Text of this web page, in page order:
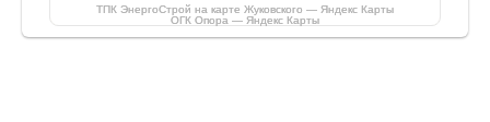
ТПК ЭнергоСтрой на карте Жуковского — Яндекс Карты
ОГК Опора — Яндекс Карты